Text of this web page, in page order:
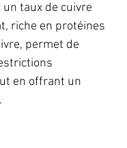
un taux de cuivre
riche en protéines
permet de
en offrant un